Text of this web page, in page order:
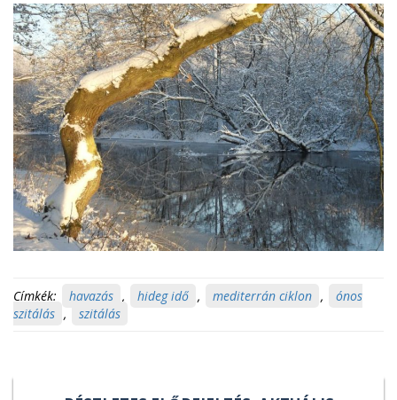
Címkék: havazás , hideg idő , mediterrán ciklon ,
ónos
szitálás , szitálás